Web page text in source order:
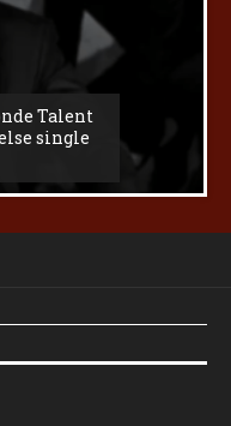
Talent
single